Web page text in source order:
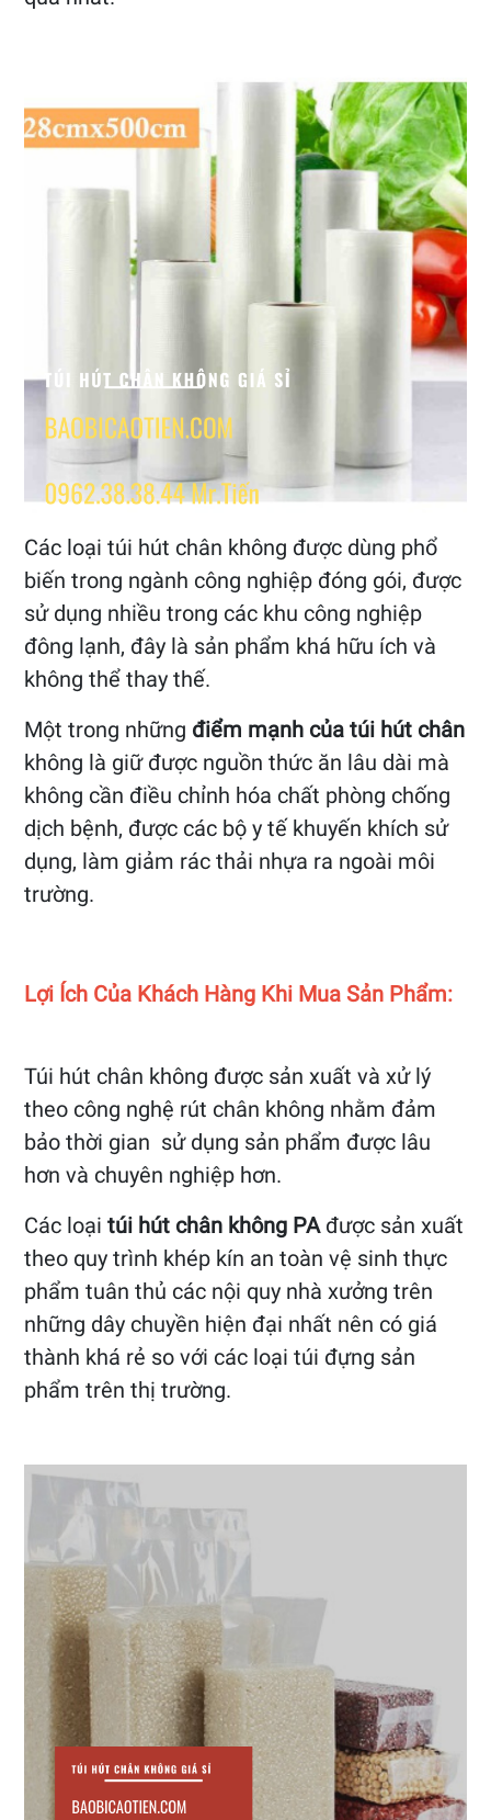
Các loại túi hút chân không được dùng phổ
biến trong ngành công nghiệp đóng gói, được
sử dụng nhiều trong các khu công nghiệp
đông lạnh, đây là sản phẩm khá hữu ích và
không thể thay thế.
Một trong những điểm mạnh của túi hút chân
không là giữ được nguồn thức ăn lâu dài mà
không cần điều chỉnh hóa chất phòng chống
dịch bệnh, được các bộ y tế khuyến khích sử
dụng, làm giảm rác thải nhựa ra ngoài môi
trường.
Lợi Ích Của Khách Hàng Khi Mua Sản Phẩm:
Túi hút chân không được sản xuất và xử lý
theo công nghệ rút chân không nhằm đảm
bảo thời gian sử dụng sản phẩm được lâu
hơn và chuyên nghiệp hơn.
Các loạitúi hút chân không PAđược sản xuất
theo quy trình khép kín an toàn vệ sinh thực
phẩm tuân thủ các nội quy nhà xưởng trên
những dây chuyền hiện đại nhất nên có giá
thành khá rẻ so với các loại túi đựng sản
phẩm trên thị trường.